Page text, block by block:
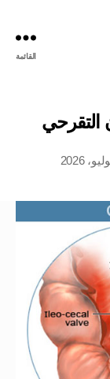
القائمة
التقرحي